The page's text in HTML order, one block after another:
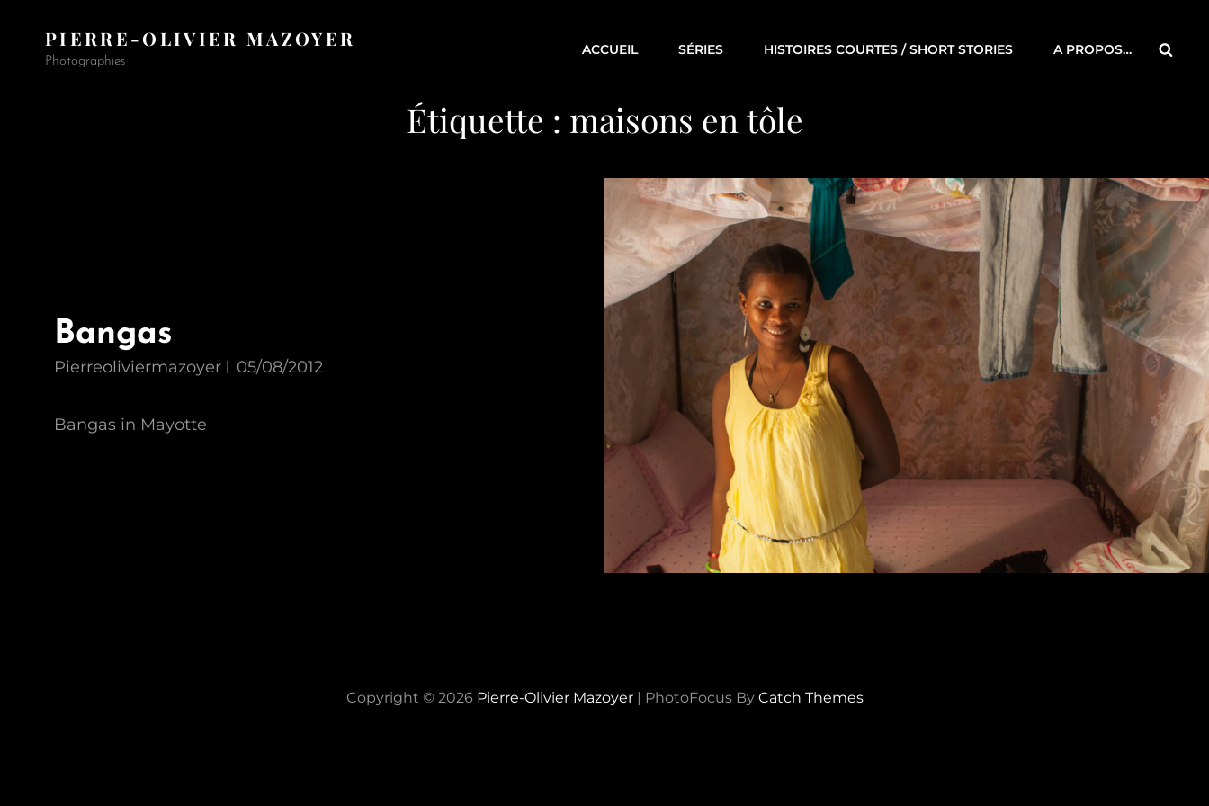
PIERRE-OLIVIER MAZOYER
Photographies
ACCUEIL SÉRIES HISTOIRES COURTES / SHORT STORIES A PROPOS…
Étiquette : maisons en tôle
Bangas
Pierreoliviermazoyer 05/08/2012
Bangas in Mayotte
Copyright © 2026 Pierre-Olivier Mazoyer | PhotoFocus By Catch Themes